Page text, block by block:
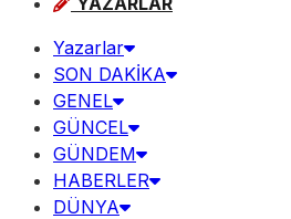
Yazarlar
SON DAKİKA
GENEL
GÜNCEL
GÜNDEM
HABERLER
DÜNYA